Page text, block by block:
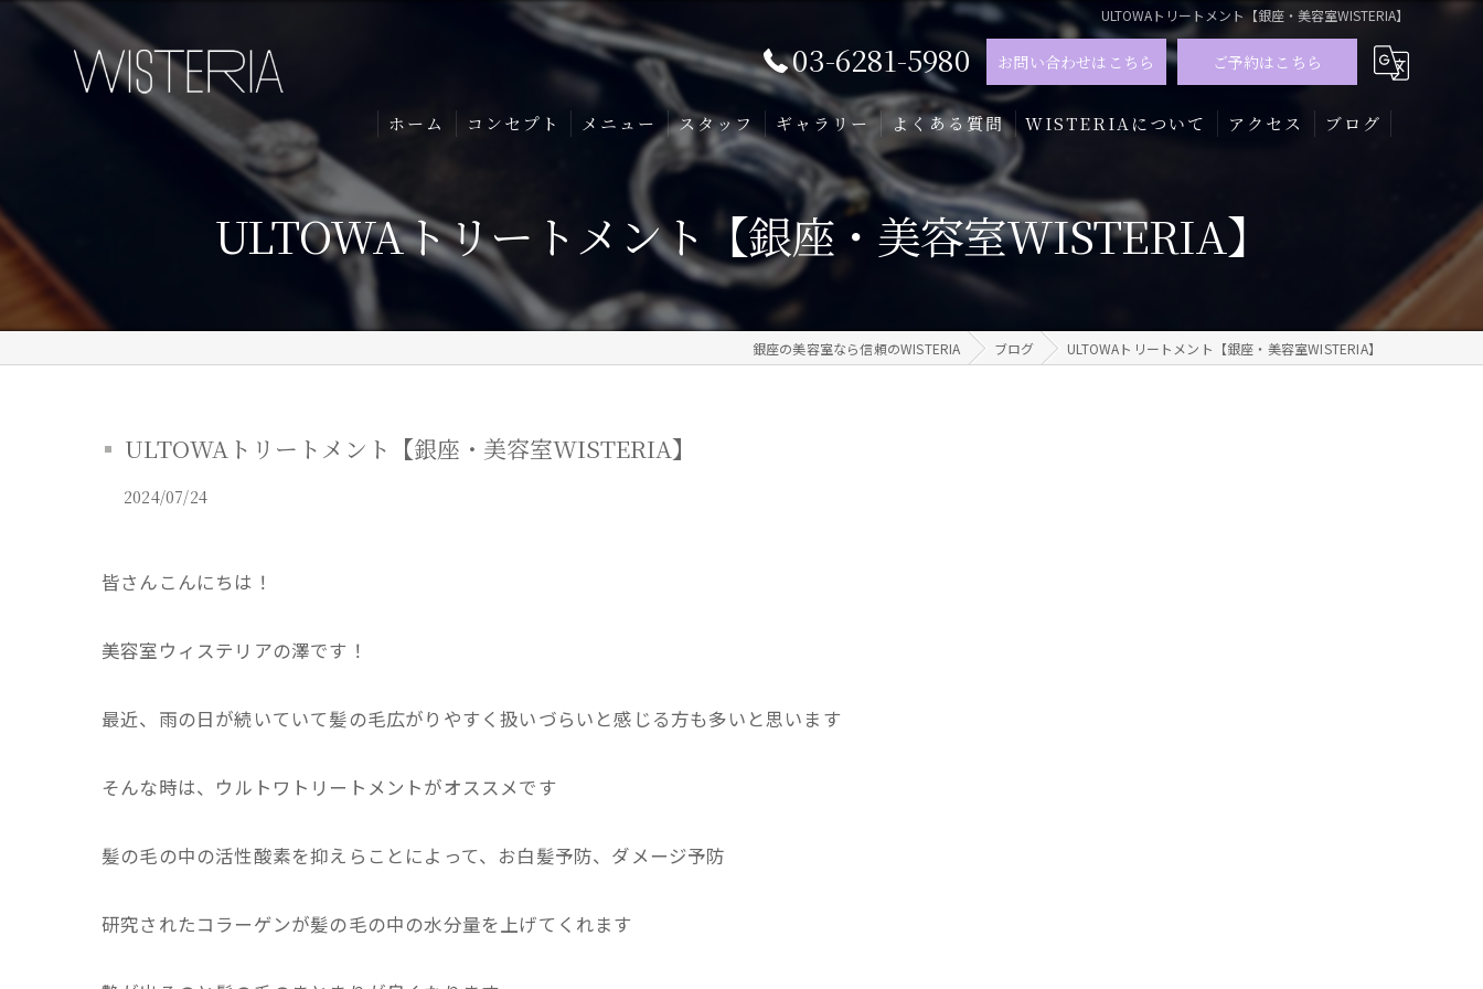
ULTOWAトリートメント【銀座・美容室WISTERIA】
03-6281-5980 お問い合わせはこちら ご予約はこちら
ホーム コンセプト メニュー スタッフ ギャラリー よくある質問 WISTERIAについて
髪質改善
トリートメント
メンズ
アクセス ブログ
ULTOWAトリートメント【銀座・美容室WISTERIA】
銀座の美容室なら信頼のWISTERIA ブログ ULTOWAトリートメント【銀座・美容室WISTERIA】
ULTOWAトリートメント【銀座・美容室WISTERIA】
2024/07/24
皆さんこんにちは！
美容室ウィステリアの澤です！
最近、雨の日が続いていて髪の毛広がりやすく扱いづらいと感じる方も多いと思います
そんな時は、ウルトワトリートメントがオススメです
髪の毛の中の活性酸素を抑えらことによって、お白髪予防、ダメージ予防
研究されたコラーゲンが髪の毛の中の水分量を上げてくれます